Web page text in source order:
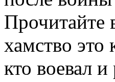
Прочитайте
хамство это
кто воевал